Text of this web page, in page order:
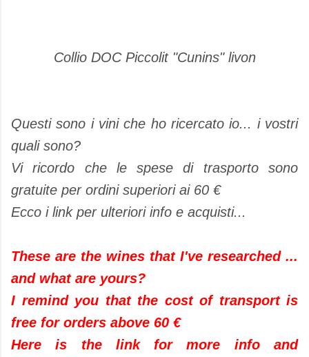
Collio DOC Piccolit "Cunins" livon
Questi sono i vini che ho ricercato io... i vostri
quali sono?
Vi ricordo che le spese di trasporto sono
gratuite per ordini superiori ai 60 €
Ecco i link per ulteriori info e acquisti...
These are the wines that I've researched ...
and what are yours?
I remind you that the cost of transport is
free for orders above 60 €
Here is the link for more info and